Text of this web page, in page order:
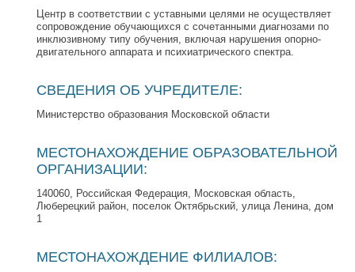
Центр в соответствии с уставными целями не осуществляет
сопровождение обучающихся с сочетанными диагнозами по
инклюзивному типу обучения, включая нарушения опорно-
двигательного аппарата и психиатрического спектра.
СВЕДЕНИЯ ОБ УЧРЕДИТЕЛЕ:
Министерство образования Московской области
МЕСТОНАХОЖДЕНИЕ ОБРАЗОВАТЕЛЬНОЙ
ОРГАНИЗАЦИИ:
140060, Российская Федерация, Московская область,
Люберецкий район, поселок Октябрьский, улица Ленина, дом
1
МЕСТОНАХОЖДЕНИЕ ФИЛИАЛОВ: